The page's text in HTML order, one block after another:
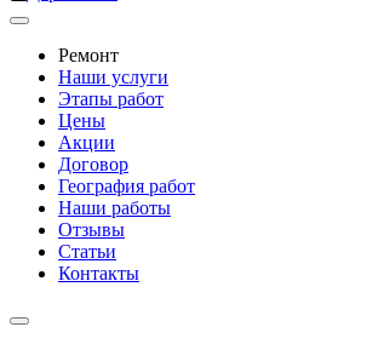
Ремонт
Наши услуги
Этапы работ
Цены
Акции
Договор
География работ
Наши работы
Отзывы
Статьи
Контакты